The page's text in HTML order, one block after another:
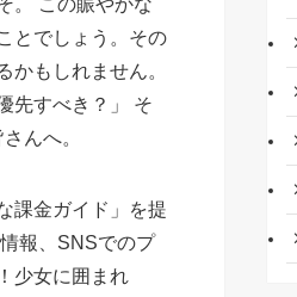
とでしょう。その
もしれません。
先すべき？」 そ
んへ。
課金ガイド」を提
報、SNSでのプ
少女に囲まれ